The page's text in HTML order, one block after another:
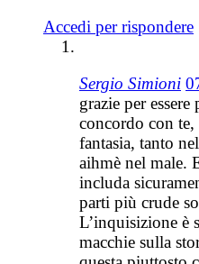
Accedi per rispondere
Sergio Simioni
grazie per essere
concordo con te,
fantasia, tanto
aihmè nel male.
includa
parti più crude
L’inquisizione è
macchie sulla